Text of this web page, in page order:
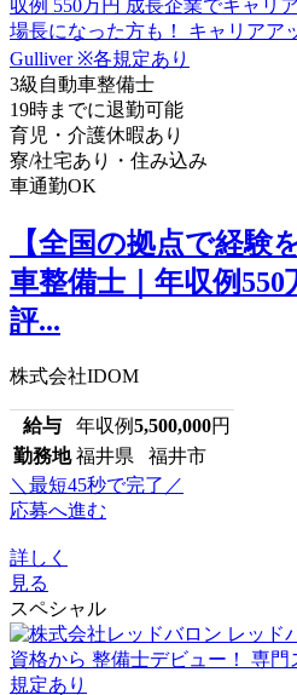
3級自動車整備士
19時までに退勤可能
育児・介護休暇あり
寮/社宅あり・住み込み
車通勤OK
【全国の拠点で経験
車整備士｜年収例
評...
株式会社IDOM
給与 年収例5,500,000円
勤務地 福井県 福井市
＼最短45秒で完了／
応募へ進む
詳しく
見る
スペシャル